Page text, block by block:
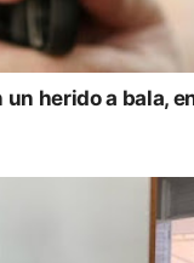
herido a bala,